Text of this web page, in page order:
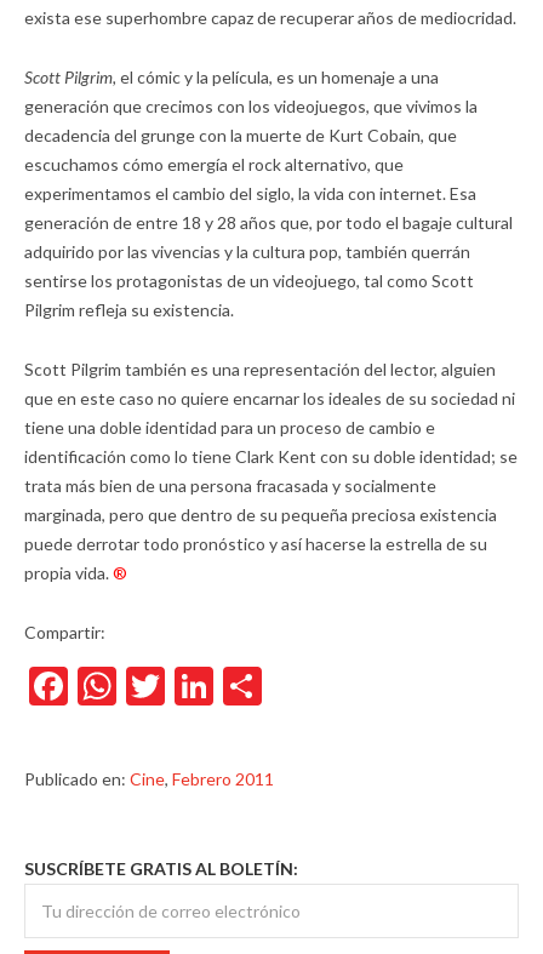
exista ese superhombre capaz de recuperar años de mediocridad.
Scott Pilgrim, el cómic y la película, es un homenaje a una
generación que crecimos con los videojuegos, que vivimos la
decadencia del grunge con la muerte de Kurt Cobain, que
escuchamos cómo emergía el rock alternativo, que
experimentamos el cambio del siglo, la vida con internet. Esa
generación de entre 18 y 28 años que, por todo el bagaje cultural
adquirido por las vivencias y la cultura pop, también querrán
sentirse los protagonistas de un videojuego, tal como Scott
Pilgrim refleja su existencia.
Scott Pilgrim también es una representación del lector, alguien
que en este caso no quiere encarnar los ideales de su sociedad ni
tiene una doble identidad para un proceso de cambio e
identificación como lo tiene Clark Kent con su doble identidad; se
trata más bien de una persona fracasada y socialmente
marginada, pero que dentro de su pequeña preciosa existencia
puede derrotar todo pronóstico y así hacerse la estrella de su
propia vida.®
Compartir:
Facebook
WhatsApp
TwitterLinkedIn
Publicado en: Cine, Febrero 2011
SUSCRÍBETE GRATIS AL BOLETÍN: